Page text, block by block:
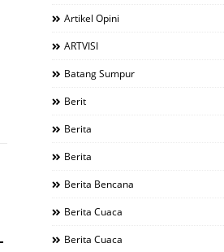
Artikel Opini
ARTVISI
Batang Sumpur
Berit
Berita
Berita
Berita Bencana
Berita Cuaca
Berita Cuaca